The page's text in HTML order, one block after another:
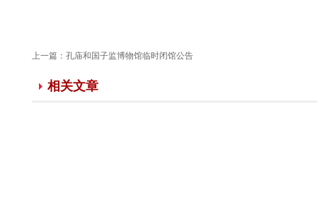
上一篇： 孔庙和国子监博物馆临时闭馆公告
相关文章